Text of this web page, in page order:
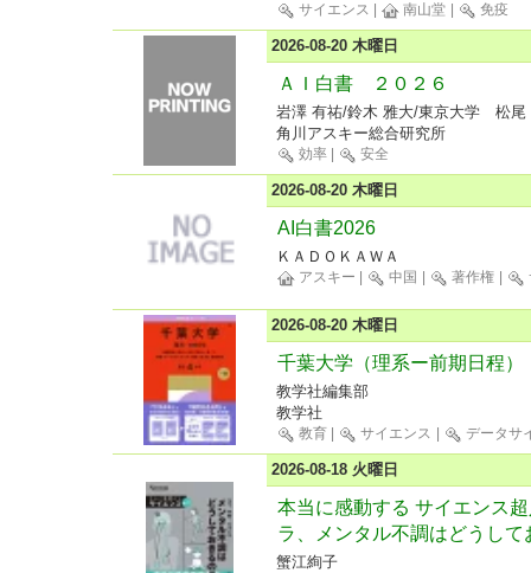
サイエンス 南山堂 免疫
2026-08-20 木曜日
ＡＩ白書 ２０２６
岩澤 有祐/鈴木 雅大/東京大学 松尾
角川アスキー総合研究所
効率 安全
2026-08-20 木曜日
AI白書2026
ＫＡＤＯＫＡＷＡ
アスキー 中国 著作権
2026-08-20 木曜日
千葉大学（理系ー前期日程）
教学社編集部
教学社
教育 サイエンス データサ
2026-08-18 火曜日
本当に感動する サイエンス
ラ、メンタル不調はどうして
蟹江絢子